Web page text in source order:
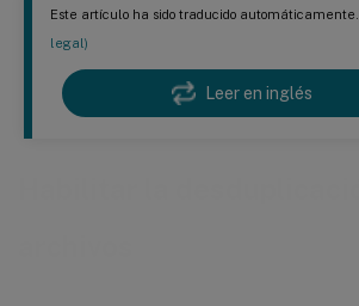
Este artículo ha sido traducido automáticamente.
legal)
Leer en inglés